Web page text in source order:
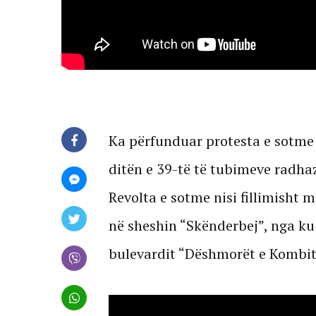
Ka përfunduar protesta e
ditën e 39-të të tubimeve
Revolta e sotme nisi fillimisht
në sheshin “Skënderbej”, nga
bulevardit “Dëshmorët e